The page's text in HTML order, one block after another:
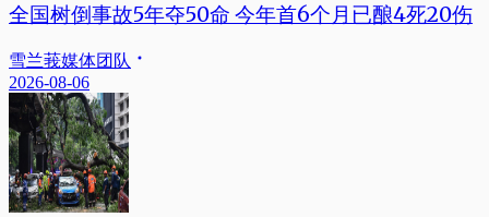
全国树倒事故5年夺50命 今年首6个月已酿4死20伤
雪兰莪媒体团队
2026-08-06